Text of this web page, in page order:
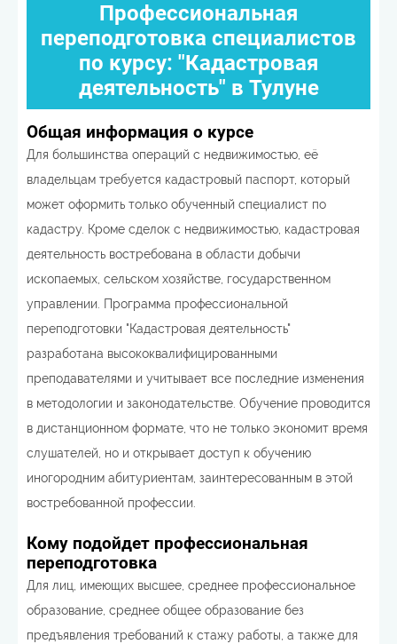
Профессиональная
переподготовка специалистов
по курсу: "Кадастровая
деятельность" в Тулуне
Общая информация о курсе
Для большинства операций с недвижимостью, её
владельцам требуется кадастровый паспорт, который
может оформить только обученный специалист по
кадастру. Кроме сделок с недвижимостью, кадастровая
деятельность востребована в области добычи
ископаемых, сельском хозяйстве, государственном
управлении. Программа профессиональной
переподготовки "Кадастровая деятельность"
разработана высококвалифицированными
преподавателями и учитывает все последние изменения
в методологии и законодательстве. Обучение проводится
в дистанционном формате, что не только экономит время
слушателей, но и открывает доступ к обучению
иногородним абитуриентам, заинтересованным в этой
востребованной профессии.
Кому подойдет профессиональная
переподготовка
Для лиц, имеющих высшее, среднее профессиональное
образование, среднее общее образование без
предъявления требований к стажу работы, а также для